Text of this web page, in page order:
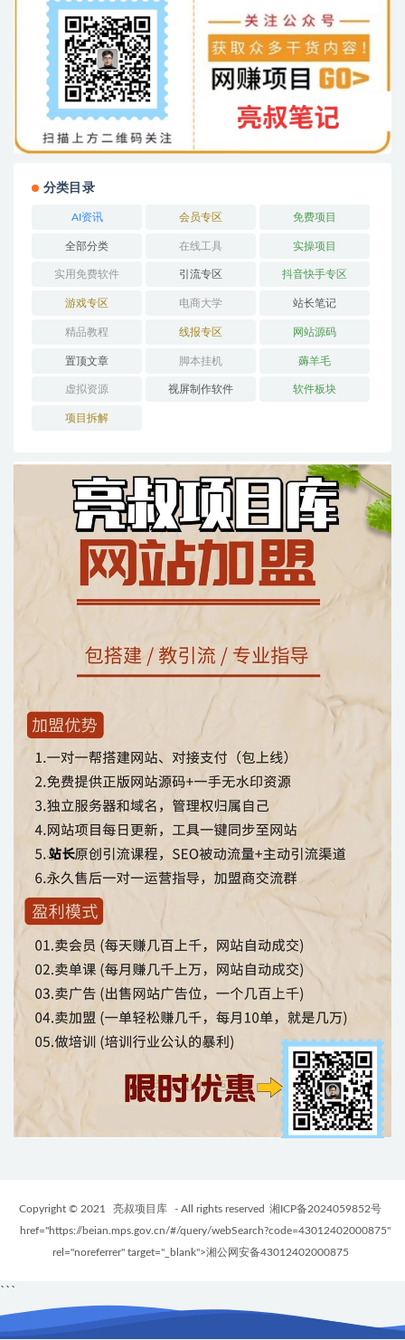
分类目录
AI资讯 会员专区 免费项目
全部分类 在线工具 实操项目
实用免费软件 引流专区 抖音快手专区
游戏专区 电商大学 站长笔记
精品教程 线报专区 网站源码
置顶文章 脚本挂机 薅羊毛
虚拟资源 视屏制作软件 软件板块
项目拆解
Copyright © 2021 亮叔项目库 - All rights reserved 湘ICP备2024059852号
href="https://beian.mps.gov.cn/#/query/webSearch?code=43012402000875"
rel="noreferrer" target="_blank">湘公网安备43012402000875
```